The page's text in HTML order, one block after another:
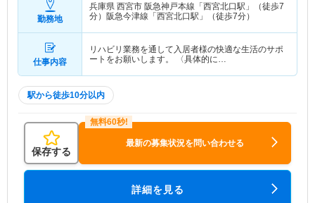
勤務地
兵庫県 西宮市 阪急神戸本線「西宮北口駅」（徒歩7
分）阪急今津線「西宮北口駅」（徒歩7分）
仕事内容
リハビリ業務を通して入居者様の快適な生活のサポ
ートをお願いします。 〈具体的に…
駅から徒歩10分以内
保存する
最新の募集状況を問い合わせる
詳細を見る